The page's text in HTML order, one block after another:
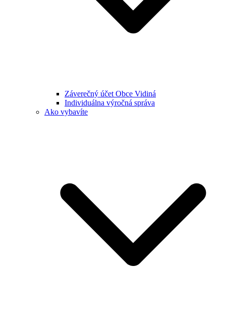
Záverečný účet Obce Vidiná
Individuálna výročná správa
Ako vybavíte